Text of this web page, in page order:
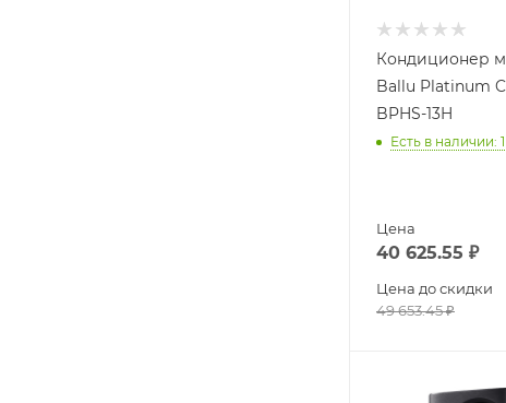
Кондиционер
Ballu Platinum
BPHS-13H
Есть в наличии: 1
Цена
40 625.55 ₽
Цена до скидки
49 653.45₽